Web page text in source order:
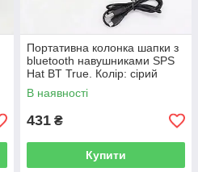
Портативна колонка шапки з
bluetooth навушниками SPS
Hat BT True. Колір: сірий
В наявності
431 ₴
Купити